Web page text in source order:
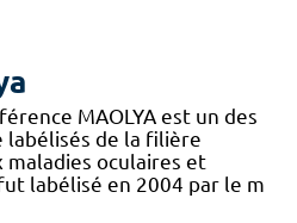
MAOLYA est un des
labélisés de la filière
maladies oculaires et
labélisé en 2004 par le m